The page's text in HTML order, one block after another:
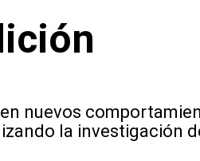
nuevos
la investigación